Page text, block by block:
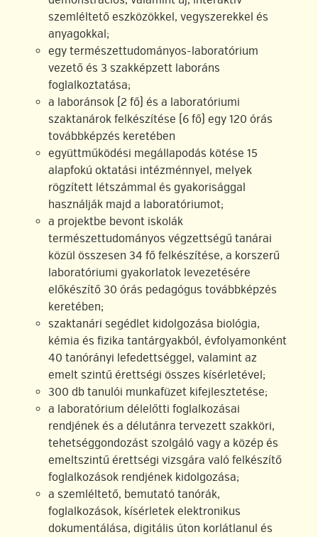
szemléltető eszközökkel, vegyszerekkel és
anyagokkal;
egy természettudományos-laboratórium
vezető és 3 szakképzett laboráns
foglalkoztatása;
a laboránsok (2 fő) és a laboratóriumi
szaktanárok felkészítése (6 fő) egy 120 órás
továbbképzés keretében
együttműködési megállapodás kötése 15
alapfokú oktatási intézménnyel, melyek
rögzített létszámmal és gyakorisággal
használják majd a laboratóriumot;
a projektbe bevont iskolák
természettudományos végzettségű tanárai
közül összesen 34 fő felkészítése, a korszerű
laboratóriumi gyakorlatok levezetésére
előkészítő 30 órás pedagógus továbbképzés
keretében;
szaktanári segédlet kidolgozása biológia,
kémia és fizika tantárgyakból, évfolyamonként
40 tanórányi lefedettséggel, valamint az
emelt szintű érettségi összes kísérletével;
300 db tanulói munkafüzet kifejlesztetése;
a laboratórium délelőtti foglalkozásai
rendjének és a délutánra tervezett szakköri,
tehetséggondozást szolgáló vagy a közép és
emeltszintű érettségi vizsgára való felkészítő
foglalkozások rendjének kidolgozása;
a szemléltető, bemutató tanórák,
foglalkozások, kísérletek elektronikus
dokumentálása, digitális úton korlátlanul és